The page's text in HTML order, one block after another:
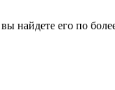
вы найдете его по